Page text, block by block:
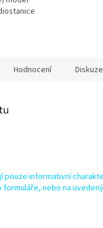
Hodnocení Diskuze
pouze informativní
nebo na